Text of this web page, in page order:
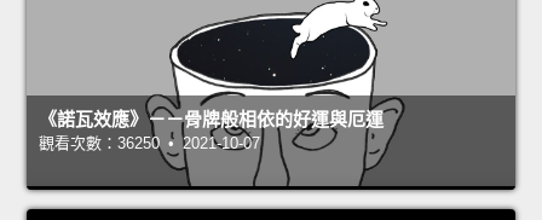
《諾瓦效應》－－骨牌般相依的好運與厄運
觀看次數：36250 • 2021-10-07